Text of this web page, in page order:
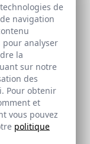
de
navigation
pour analyser
la
sur notre
des
Pour obtenir
et
vous pouvez
politique